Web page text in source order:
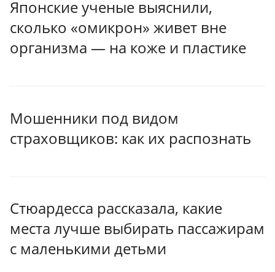
Японские ученые выяснили,
сколько «омикрон» живет вне
организма — на коже и пластике
Мошенники под видом
страховщиков: как их распознать
Стюардесса рассказала, какие
места лучше выбирать пассажирам
с маленькими детьми